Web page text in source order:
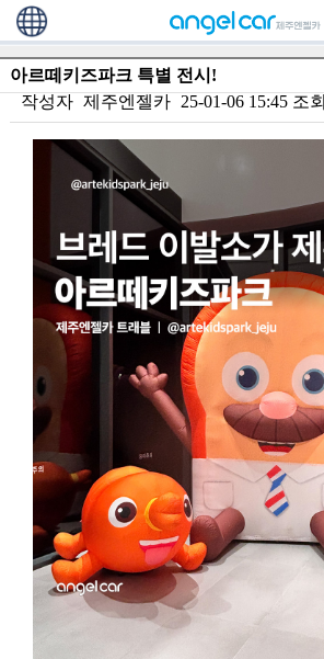
아르떼키즈파크 특별 전시!
작성자 제주엔젤카 25-01-06 15:45조회